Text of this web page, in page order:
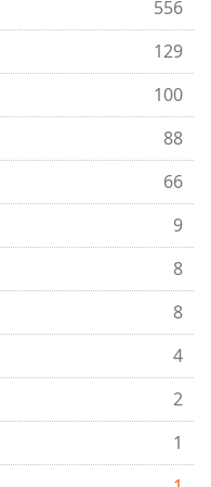
556
129
100
88
66
9
8
8
4
2
1